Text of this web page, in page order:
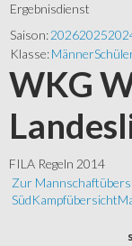
Ergebnisdienst
Saison:20262025
Klasse:Männer
WKG
FILA Regeln 2014
Zur
SüdKampfübersicht